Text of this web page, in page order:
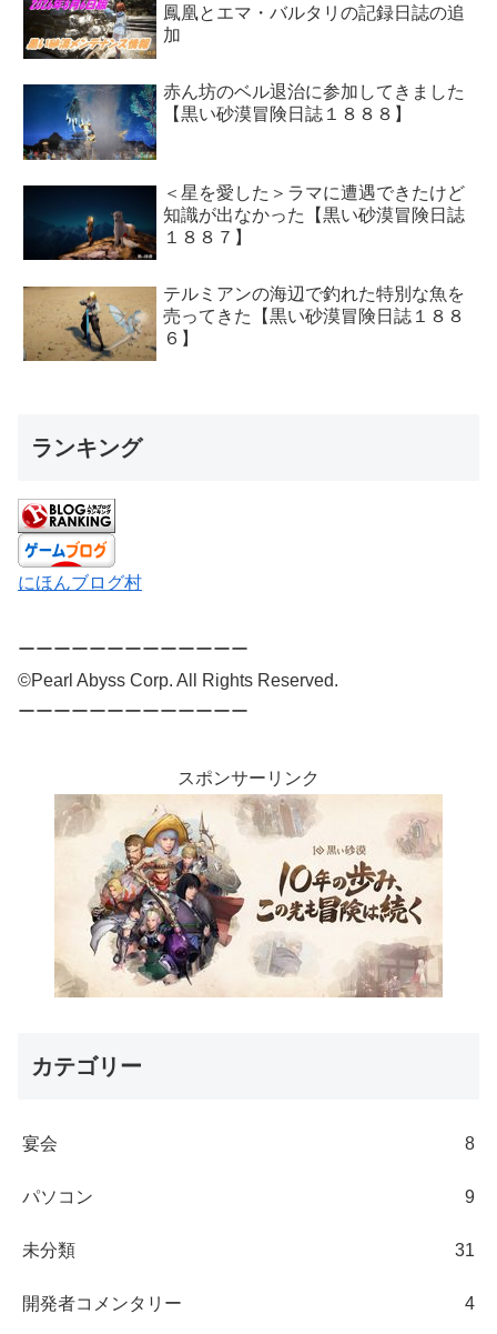
鳳凰とエマ・バルタリの記録日誌の追
加
赤ん坊のベル退治に参加してきました
【黒い砂漠冒険日誌１８８８】
＜星を愛した＞ラマに遭遇できたけど
知識が出なかった【黒い砂漠冒険日誌
１８８７】
テルミアンの海辺で釣れた特別な魚を
売ってきた【黒い砂漠冒険日誌１８８
６】
ランキング
にほんブログ村
ーーーーーーーーーーーーー
©Pearl Abyss Corp. All Rights Reserved.
ーーーーーーーーーーーーー
スポンサーリンク
カテゴリー
宴会 8
パソコン 9
未分類 31
開発者コメンタリー 4